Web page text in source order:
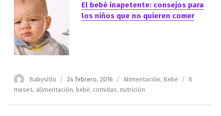
El bebé inapetente: consejos para
los niños que no quieren comer
Autor
Babysitio
Publicado
el
24 febrero, 2016 Categorías
Alimentación, Bebé Etiquetas
8
meses, alimentación, bebé, comidas, nutrición